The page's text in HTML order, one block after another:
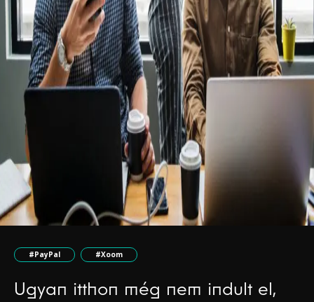
#PayPal #Xoom
Ugyan itthon még nem indult el,